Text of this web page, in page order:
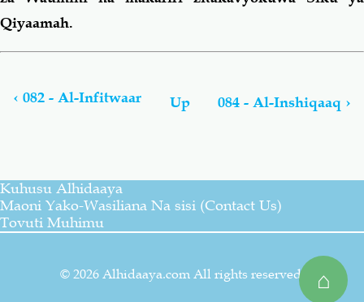
⌂
Qiyaamah.
links
Ya
AL-
QUR-
'ADHWIYM
‹ 082 - Al-Infitwaar Up 084 - Al-Inshiqaaq ›
Kuhusu Alhidaaya
Maoni Yako-Wasiliana Na sisi (Contact Us)
Tovuti Muhimu
© 2026 Alhidaaya.com All rights reserved.